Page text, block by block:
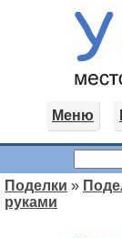
Меню
Поделки »
руками